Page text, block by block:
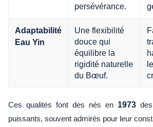
persévérance.
Adaptabilité
Eau Yin
Une flexibilité
douce qui
équilibre la
rigidité naturelle
du Bœuf.
Ces qualités font des nés en 1973
puissants, souvent admirés pour leur